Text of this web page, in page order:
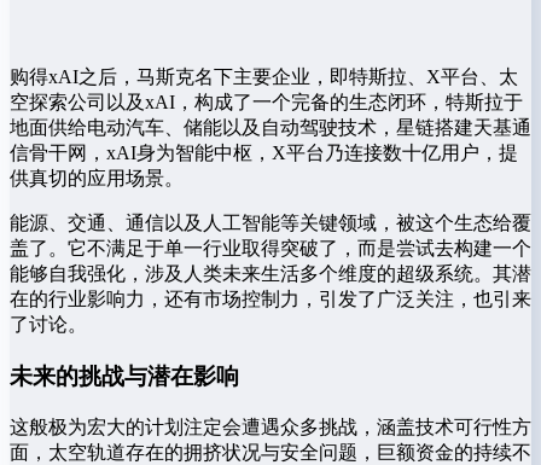
购得xAI之后，马斯克名下主要企业，即特斯拉、X平台、太
空探索公司以及xAI，构成了一个完备的生态闭环，特斯拉于
地面供给电动汽车、储能以及自动驾驶技术，星链搭建天基通
信骨干网，xAI身为智能中枢，X平台乃连接数十亿用户，提
供真切的应用场景。
能源、交通、通信以及人工智能等关键领域，被这个生态给覆
盖了。它不满足于单一行业取得突破了，而是尝试去构建一个
能够自我强化，涉及人类未来生活多个维度的超级系统。其潜
在的行业影响力，还有市场控制力，引发了广泛关注，也引来
了讨论。
未来的挑战与潜在影响
这般极为宏大的计划注定会遭遇众多挑战，涵盖技术可行性方
面，太空轨道存在的拥挤状况与安全问题，巨额资金的持续不